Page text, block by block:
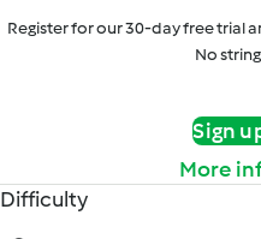
Register for our 30-day free trial
No
Sign
More
Difficulty